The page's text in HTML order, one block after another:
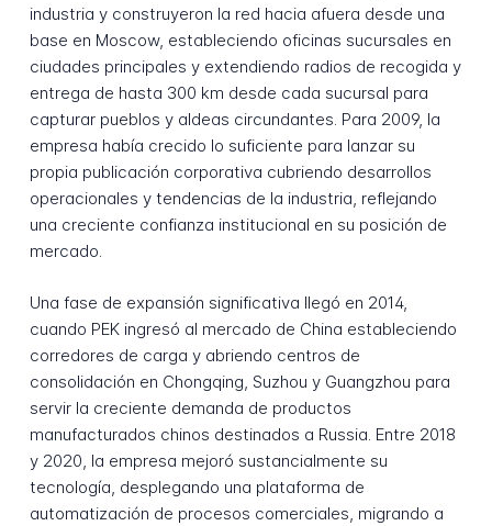
industria y construyeron la red hacia afuera desde una
base en Moscow, estableciendo oficinas sucursales en
ciudades principales y extendiendo radios de recogida y
entrega de hasta 300 km desde cada sucursal para
capturar pueblos y aldeas circundantes. Para 2009, la
empresa había crecido lo suficiente para lanzar su
propia publicación corporativa cubriendo desarrollos
operacionales y tendencias de la industria, reflejando
una creciente confianza institucional en su posición de
mercado.
Una fase de expansión significativa llegó en 2014,
cuando PEK ingresó al mercado de China estableciendo
corredores de carga y abriendo centros de
consolidación en Chongqing, Suzhou y Guangzhou para
servir la creciente demanda de productos
manufacturados chinos destinados a Russia. Entre 2018
y 2020, la empresa mejoró sustancialmente su
tecnología, desplegando una plataforma de
automatización de procesos comerciales, migrando a